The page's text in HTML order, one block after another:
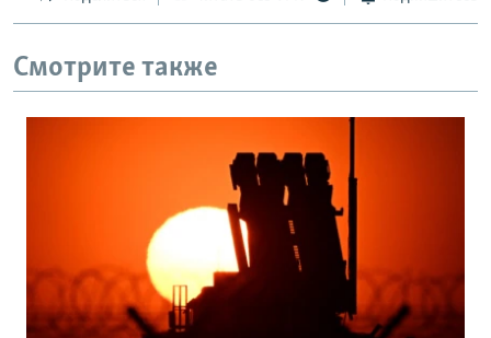
Смотрите также